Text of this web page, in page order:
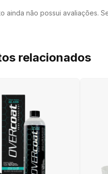
ainda não possui avaliações.
relacionados